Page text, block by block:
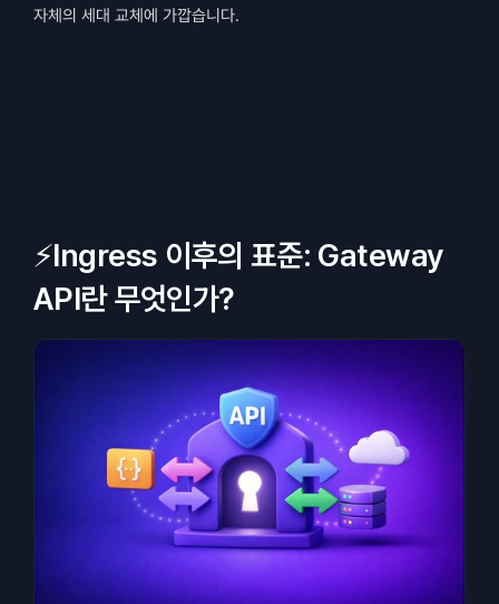
자체의 세대 교체에 가깝습니다.
⚡Ingress 이후의 표준: Gateway
API란 무엇인가?